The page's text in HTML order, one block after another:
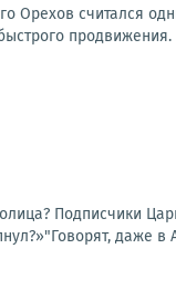
Орехов считался
продвижения.
Подписчики
даже в